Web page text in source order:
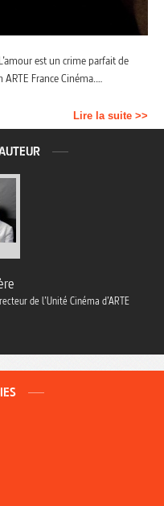
est un crime parfait de
France Cinéma.…
Lire la suite >>
de l’Unité Cinéma d’ARTE